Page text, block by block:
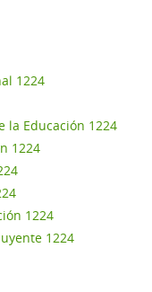
1224
la Educación 1224
1224
1224
1224